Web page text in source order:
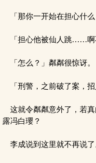
「那你一开始在担心什么
「担心他被仙人跳……啊
「怎么？」粼粼很惊讶。
「刑警，之前破了案，招
这就令粼粼意外了，若
露冯白瓔？
李成说到这里就不再说了